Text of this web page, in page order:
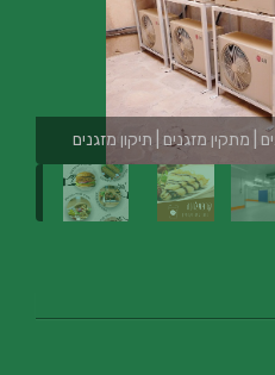
| מתקין מזגנים | תיקון מזגנים